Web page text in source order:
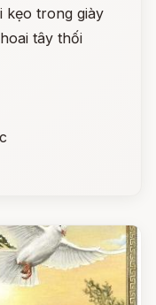
kẹo trong giày
tây thối